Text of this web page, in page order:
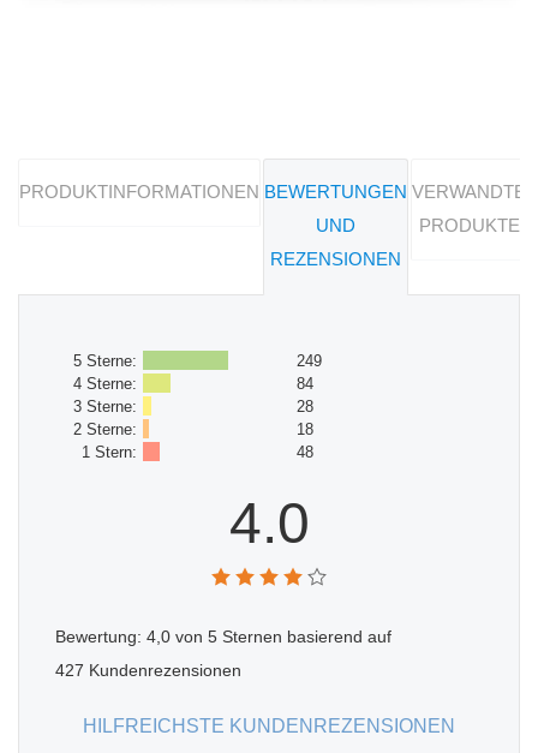
PRODUKTINFORMATIONEN BEWERTUNGEN
UND
REZENSIONEN
VERWANDTE
PRODUKTE
5 Sterne:
249
4 Sterne:
84
3 Sterne:
28
2 Sterne:
18
1 Stern:
48
4.0
Bewertung: 4,0 von 5 Sternen basierend auf
427 Kundenrezensionen
HILFREICHSTE KUNDENREZENSIONEN